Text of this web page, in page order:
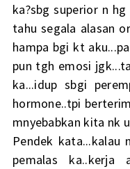
ka?sbg superior n
tahu segala alasan
hampa bgi kt
pun tgh emosi
ka...idup sbgi
hormone..tpi
mnyebabkan kita nk
Pendek
pemalas ka..kerja